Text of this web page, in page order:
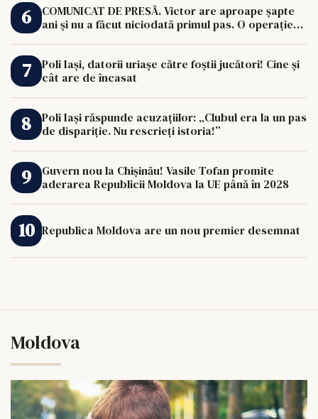
COMUNICAT DE PRESĂ. Victor are aproape șapte
ani și nu a făcut niciodată primul pas. O operație
Poli Iași, datorii uriașe către foștii jucători! Cine și
cât are de încasat
Poli Iași răspunde acuzațiilor: „Clubul era la un pas
de dispariție. Nu rescrieți istoria!”
Guvern nou la Chișinău! Vasile Tofan promite
aderarea Republicii Moldova la UE până în 2028
Republica Moldova are un nou premier desemnat
Moldova